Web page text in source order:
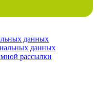
данных
данных
рассылки